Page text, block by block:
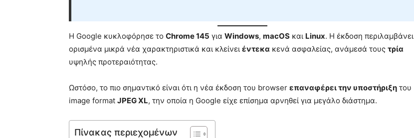
Η Google κυκλοφόρησε το Chrome 145 για Windows, macOS και Linux. Η έκδοση περιλαμβάνει
ορισμένα μικρά νέα χαρακτηριστικά και κλείνει έντεκα κενά ασφαλείας, ανάμεσά τους τρία
υψηλής προτεραιότητας.
Ωστόσο, το πιο σημαντικό είναι ότι η νέα έκδοση του browser επαναφέρει την υποστήριξη του
image format JPEG XL, την οποία η Google είχε επίσημα αρνηθεί για μεγάλο διάστημα.
Πίνακας περιεχομένων